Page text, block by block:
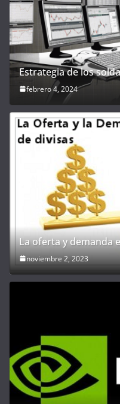
Estrategia de los
febrero 4, 2024
La oferta y demanda
noviembre 2, 2023